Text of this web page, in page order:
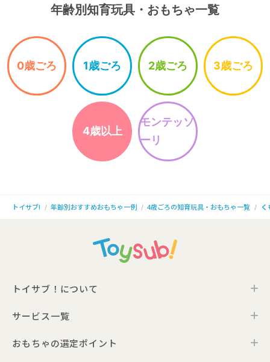
年齢別知育玩具・おもちゃ一覧
0歳ごろ 1歳ごろ 2歳ごろ 3歳ごろ
4歳以上
モンテッソ
ーリ
トイサブ! 年齢別おすすめおもちゃ一例 4歳ごろの知育玩具・おもちゃ一覧
トイサブ！について
トイサブ！の特徴
サービス一覧
トイサブ！ファーストセレクション
おもちゃの選定ポイント